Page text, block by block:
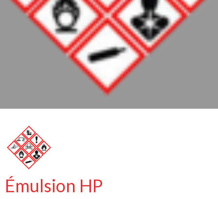
Émulsion HP